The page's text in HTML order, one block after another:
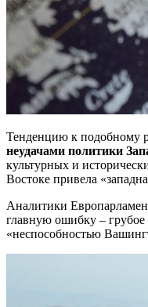
Тенденцию к подобному
неудачами политики
культурных и
Востоке привела
Аналитики
главную ошибку – грубое
«неспособностью